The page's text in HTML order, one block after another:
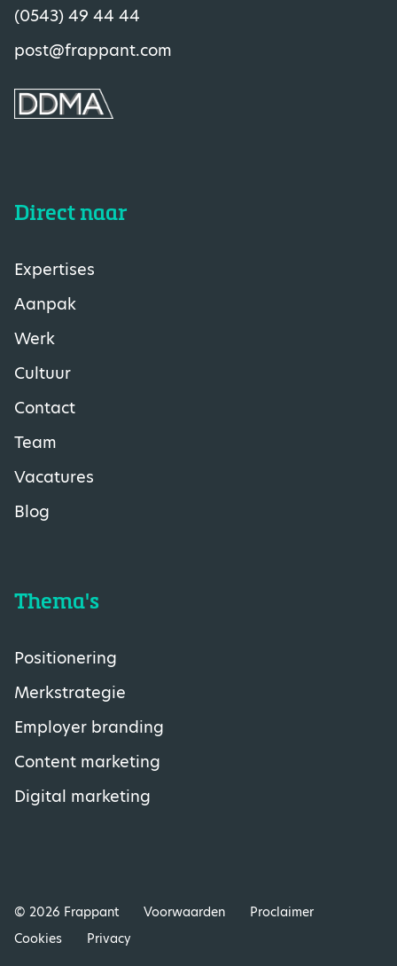
(0543) 49 44 44
post@frappant.com
Direct naar
Expertises
Aanpak
Werk
Cultuur
Contact
Team
Vacatures
Blog
Thema's
Positionering
Merkstrategie
Employer branding
Content marketing
Digital marketing
© 2026 Frappant Voorwaarden
Proclaimer
Cookies
Privacy